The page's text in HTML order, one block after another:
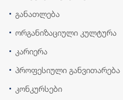
განათლება
ორგანიზაციული კულტურა
კარიერა
პროფესიული განვითარება
კონკურსები